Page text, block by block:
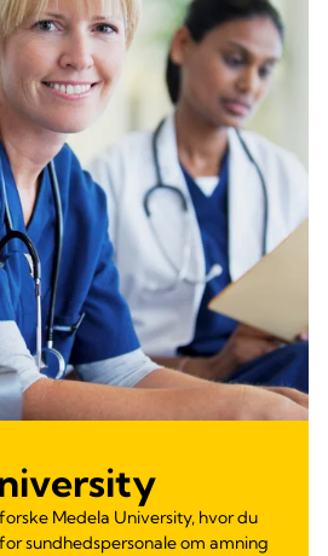
Medela University, hvor du
sundhedspersonale om amning